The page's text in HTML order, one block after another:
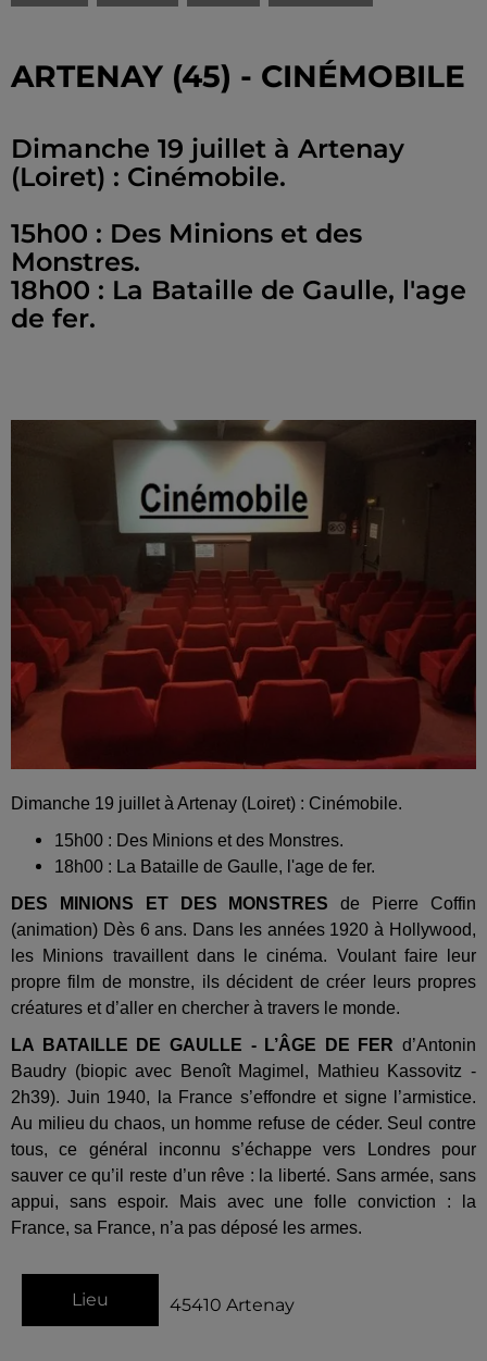
ARTENAY (45) - CINÉMOBILE
Dimanche 19 juillet à Artenay
(Loiret) : Cinémobile.
15h00 : Des Minions et des
Monstres.
18h00 : La Bataille de Gaulle, l'age
de fer.
Dimanche 19 juillet à Artenay (Loiret) : Cinémobile.
15h00 : Des Minions et des Monstres.
18h00 : La Bataille de Gaulle, l'age de fer.
DES MINIONS ET DES MONSTRESde Pierre Coffin
(animation) Dès 6 ans. Dans les années 1920 à Hollywood,
les Minions travaillent dans le cinéma. Voulant faire leur
propre film de monstre, ils décident de créer leurs propres
créatures et d’aller en chercher à travers le monde.
LA BATAILLE DE GAULLE - L’ÂGE DE FER d’Antonin
Baudry (biopic avec Benoît Magimel, Mathieu Kassovitz -
2h39). Juin 1940, la France s’effondre et signe l’armistice.
Au milieu du chaos, un homme refuse de céder. Seul contre
tous, ce général inconnu s’échappe vers Londres pour
sauver ce qu’il reste d’un rêve : la liberté. Sans armée, sans
appui, sans espoir. Mais avec une folle conviction : la
France, sa France, n’a pas déposé les armes.
Lieu 45410 Artenay